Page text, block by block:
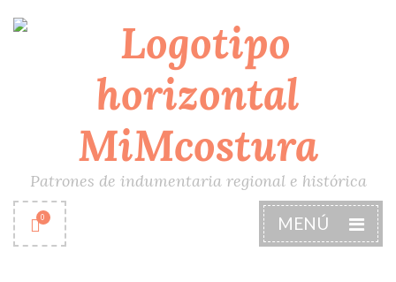
Patrones de indumentaria regional e histórica
0 MENÚ